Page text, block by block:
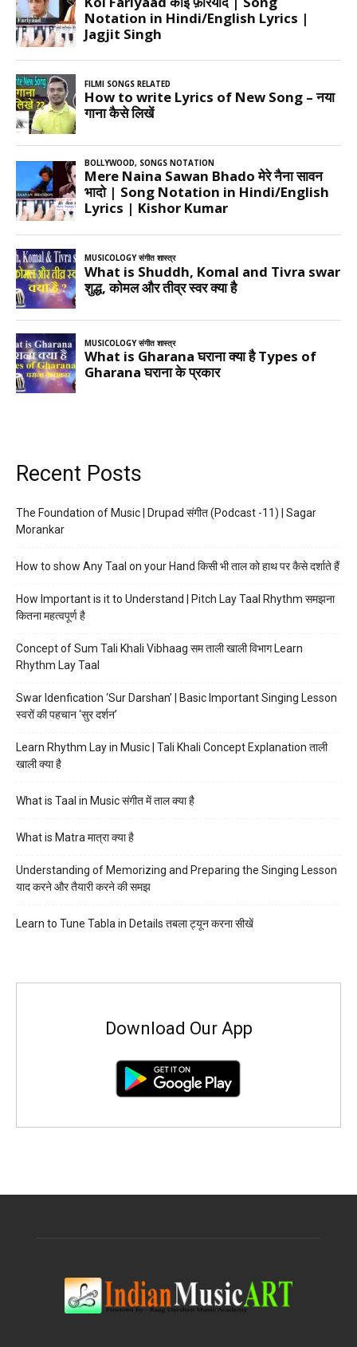
Recent Posts
The Foundation of Music | Drupad संगीत (Podcast -11) | Sagar
Morankar
How to show Any Taal on your Hand किसी भी ताल को हाथ पर कैसे दर्शाते हैं
How Important is it to Understand | Pitch Lay Taal Rhythm समझना
कितना महत्वपूर्ण है
Concept of Sum Tali Khali Vibhaag सम ताली खाली विभाग Learn
Rhythm Lay Taal
Swar Idenfication ‘Sur Darshan’ | Basic Important Singing Lesson
स्वरों की पहचान ‘सुर दर्शन’
Learn Rhythm Lay in Music | Tali Khali Concept Explanation ताली
खाली क्या है
What is Taal in Music संगीत में ताल क्या है
What is Matra मात्रा क्या है
Understanding of Memorizing and Preparing the Singing Lesson
याद करने और तैयारी करने की समझ
Learn to Tune Tabla in Details तबला ट्यून करना सीखें
Download Our App